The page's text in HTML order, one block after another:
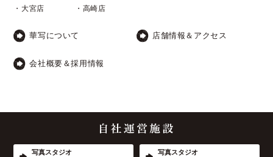
・大宮店 ・高崎店
華写について 店舗情報＆アクセス
会社概要＆採用情報
写真スタジオ 写真スタジオ